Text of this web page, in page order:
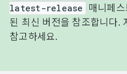
latest-release
매니페
된 최신 버전을 참조합니다.
참고하세요.